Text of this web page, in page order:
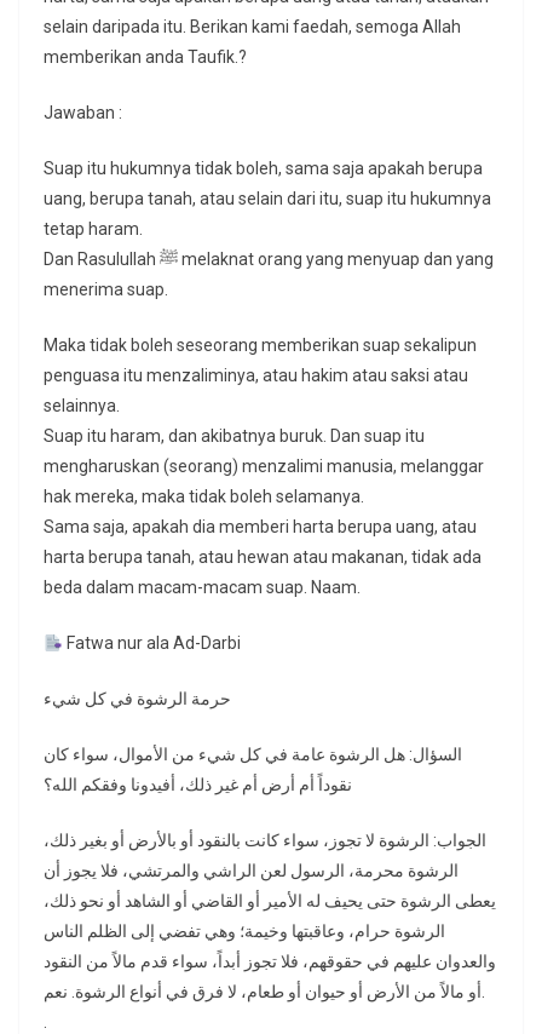
selain daripada itu. Berikan kami faedah, semoga Allah
memberikan anda Taufik.?
Jawaban :
Suap itu hukumnya tidak boleh, sama saja apakah berupa
uang, berupa tanah, atau selain dari itu, suap itu hukumnya
tetap haram.
Dan Rasulullah ﷺ melaknat orang yang menyuap dan yang
menerima suap.
Maka tidak boleh seseorang memberikan suap sekalipun
penguasa itu menzaliminya, atau hakim atau saksi atau
selainnya.
Suap itu haram, dan akibatnya buruk. Dan suap itu
mengharuskan (seorang) menzalimi manusia, melanggar
hak mereka, maka tidak boleh selamanya.
Sama saja, apakah dia memberi harta berupa uang, atau
harta berupa tanah, atau hewan atau makanan, tidak ada
beda dalam macam-macam suap. Naam.
Fatwa nur ala Ad-Darbi
السؤال: هل الرشوة عامة في كل شيء من الأموال، سواء كان
نقوداً أم أرض أم غير ذلك، أفيدونا وفقكم الله؟
الجواب: الرشوة لا تجوز، سواء كانت بالنقود أو بالأرض أو بغير ذلك،
الرشوة محرمة، الرسول لعن الراشي والمرتشي، فلا يجوز أن
يعطى الرشوة حتى يحيف له الأمير أو القاضي أو الشاهد أو نحو ذلك،
الرشوة حرام، وعاقبتها وخيمة؛ وهي تفضي إلى الظلم الناس
والعدوان عليهم في حقوقهم، فلا تجوز أبداً، سواء قدم مالاً من النقود
أو مالاً من الأرض أو حيوان أو طعام، لا فرق في أنواع الرشوة. نعم.
.